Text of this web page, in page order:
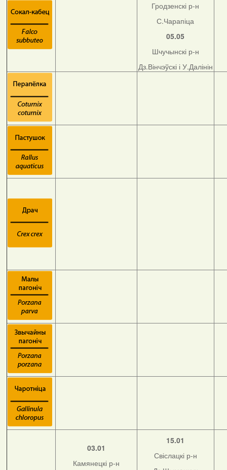
Гродзенскі р-н
С.Чарапіца
05.05
Шчучынскі р-н
Дз.Вінчэўскі і У.Далінін
03.01
Камянецкі р-н
15.01
Свіслацкі р-н